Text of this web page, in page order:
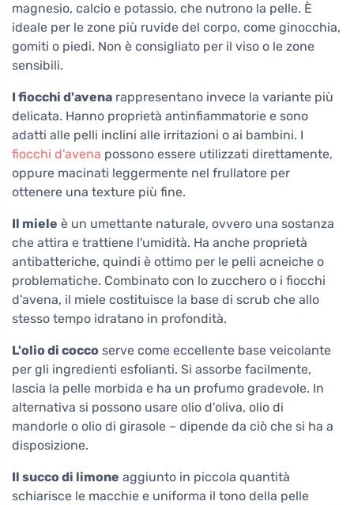
magnesio, calcio e potassio, che nutrono la pelle. È
ideale per le zone più ruvide del corpo, come ginocchia,
gomiti o piedi. Non è consigliato per il viso o le zone
sensibili.
I fiocchi d'avena rappresentano invece la variante più
delicata. Hanno proprietà antinfiammatorie e sono
adatti alle pelli inclini alle irritazioni o ai bambini. I
fiocchi d'avena possono essere utilizzati direttamente,
oppure macinati leggermente nel frullatore per
ottenere una texture più fine.
Il miele è un umettante naturale, ovvero una sostanza
che attira e trattiene l'umidità. Ha anche proprietà
antibatteriche, quindi è ottimo per le pelli acneiche o
problematiche. Combinato con lo zucchero o i fiocchi
d'avena, il miele costituisce la base di scrub che allo
stesso tempo idratano in profondità.
L'olio di cocco serve come eccellente base veicolante
per gli ingredienti esfolianti. Si assorbe facilmente,
lascia la pelle morbida e ha un profumo gradevole. In
alternativa si possono usare olio d'oliva, olio di
mandorle o olio di girasole – dipende da ciò che si ha a
disposizione.
Il succo di limone aggiunto in piccola quantità
schiarisce le macchie e uniforma il tono della pelle